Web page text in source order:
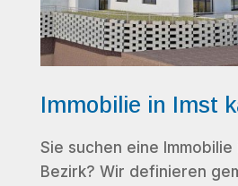
Immobilie in Imst
Sie suchen eine Immobilie
Bezirk? Wir definieren